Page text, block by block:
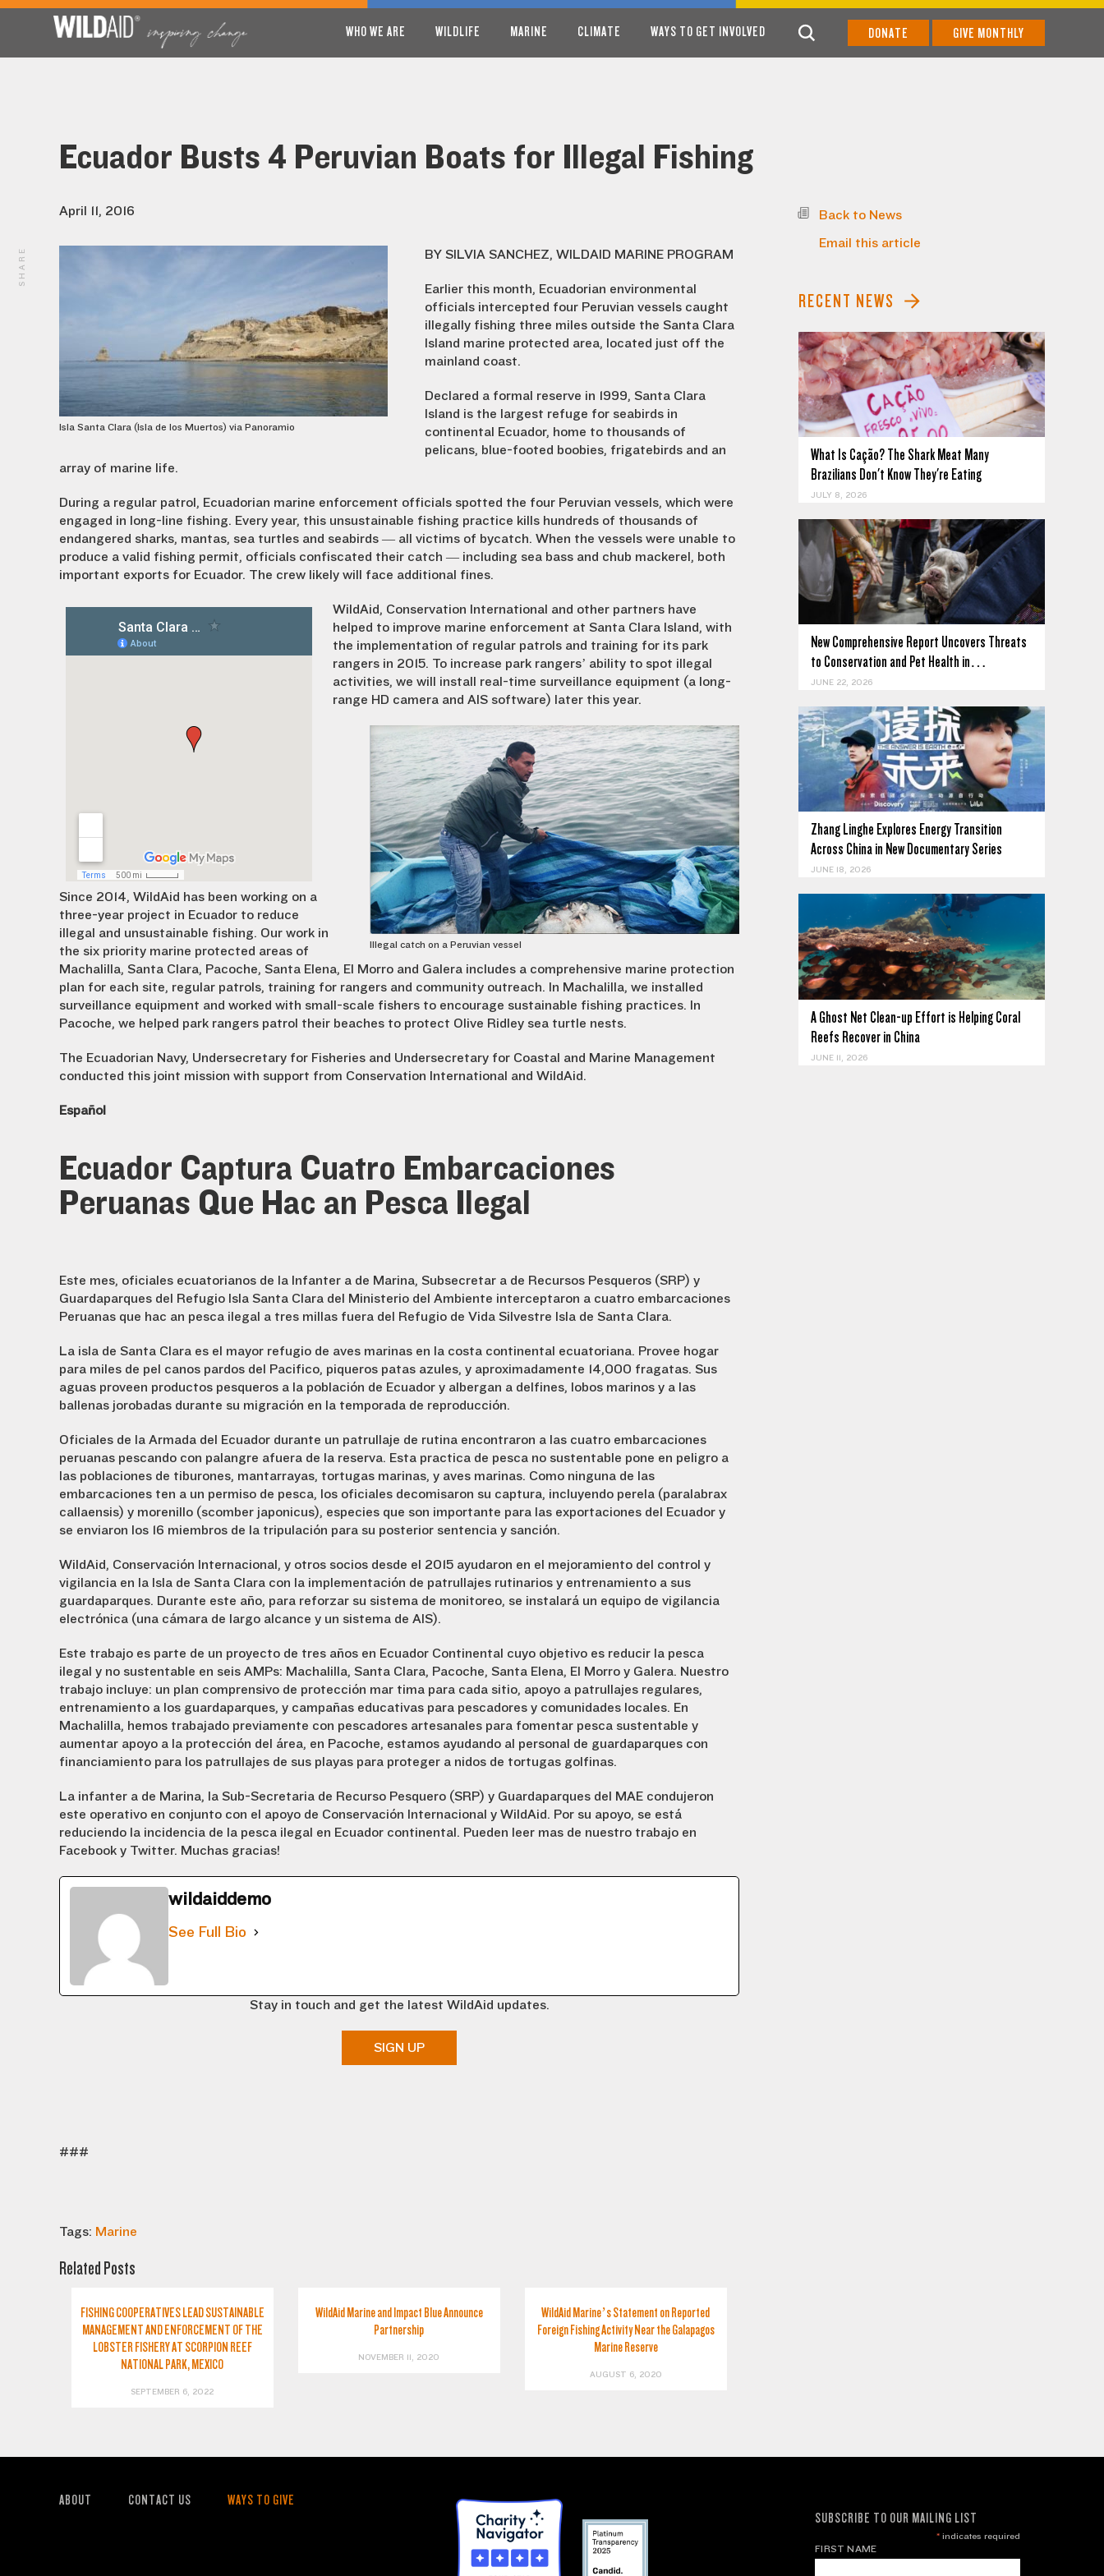
WHO WE ARE WILDLIFE MARINE CLIMATE WAYS TO GET INVOLVED DONATE GIVE MONTHLY
Ecuador Busts 4 Peruvian Boats for Illegal Fishing
April 11, 2016
Isla Santa Clara (Isla de los Muertos) via Panoramio
BY SILVIA SANCHEZ, WILDAID MARINE PROGRAM
Earlier this month, Ecuadorian environmental
officials intercepted four Peruvian vessels caught
illegally fishing three miles outside the Santa Clara
Island marine protected area, located just off the
mainland coast.
Declared a formal reserve in 1999, Santa Clara
Island is the largest refuge for seabirds in
continental Ecuador, home to thousands of
pelicans, blue-footed boobies, frigatebirds and an
array of marine life.
During a regular patrol, Ecuadorian marine enforcement officials spotted the four Peruvian vessels, which were
engaged in long-line fishing. Every year, this unsustainable fishing practice kills hundreds of thousands of
endangered sharks, mantas, sea turtles and seabirds — all victims of bycatch. When the vessels were unable to
produce a valid fishing permit, officials confiscated their catch — including sea bass and chub mackerel, both
important exports for Ecuador. The crew likely will face additional fines.
WildAid, Conservation International and other partners have
helped to improve marine enforcement at Santa Clara Island, with
the implementation of regular patrols and training for its park
rangers in 2015. To increase park rangers’ ability to spot illegal
activities, we will install real-time surveillance equipment (a long-
range HD camera and AIS software) later this year.
Illegal catch on a Peruvian vessel
Since 2014, WildAid has been working on a
three-year project in Ecuador to reduce
illegal and unsustainable fishing. Our work in
the six priority marine protected areas of
Machalilla, Santa Clara, Pacoche, Santa Elena, El Morro and Galera includes a comprehensive marine protection
plan for each site, regular patrols, training for rangers and community outreach. In Machalilla, we installed
surveillance equipment and worked with small-scale fishers to encourage sustainable fishing practices. In
Pacoche, we helped park rangers patrol their beaches to protect Olive Ridley sea turtle nests.
The Ecuadorian Navy, Undersecretary for Fisheries and Undersecretary for Coastal and Marine Management
conducted this joint mission with support from Conservation International and WildAid.
Español
Ecuador Captura Cuatro Embarcaciones
Peruanas Que Hacían Pesca Ilegal
Este mes, oficiales ecuatorianos de la Infantería de Marina, Subsecretaría de Recursos Pesqueros (SRP) y
Guardaparques del Refugio Isla Santa Clara del Ministerio del Ambiente interceptaron a cuatro embarcaciones
Peruanas que hacían pesca ilegal a tres millas fuera del Refugio de Vida Silvestre Isla de Santa Clara.
La isla de Santa Clara es el mayor refugio de aves marinas en la costa continental ecuatoriana. Provee hogar
para miles de pelícanos pardos del Pacifico, piqueros patas azules, y aproximadamente 14,000 fragatas. Sus
aguas proveen productos pesqueros a la población de Ecuador y albergan a delfines, lobos marinos y a las
ballenas jorobadas durante su migración en la temporada de reproducción.
Oficiales de la Armada del Ecuador durante un patrullaje de rutina encontraron a las cuatro embarcaciones
peruanas pescando con palangre afuera de la reserva. Esta practica de pesca no sustentable pone en peligro a
las poblaciones de tiburones, mantarrayas, tortugas marinas, y aves marinas. Como ninguna de las
embarcaciones tenía un permiso de pesca, los oficiales decomisaron su captura, incluyendo perela (paralabrax
callaensis) y morenillo (scomber japonicus), especies que son importante para las exportaciones del Ecuador y
se enviaron los 16 miembros de la tripulación para su posterior sentencia y sanción.
WildAid, Conservación Internacional, y otros socios desde el 2015 ayudaron en el mejoramiento del control y
vigilancia en la Isla de Santa Clara con la implementación de patrullajes rutinarios y entrenamiento a sus
guardaparques. Durante este año, para reforzar su sistema de monitoreo, se instalará un equipo de vigilancia
electrónica (una cámara de largo alcance y un sistema de AIS).
Este trabajo es parte de un proyecto de tres años en Ecuador Continental cuyo objetivo es reducir la pesca
ilegal y no sustentable en seis AMPs: Machalilla, Santa Clara, Pacoche, Santa Elena, El Morro y Galera. Nuestro
trabajo incluye: un plan comprensivo de protección marítima para cada sitio, apoyo a patrullajes regulares,
entrenamiento a los guardaparques, y campañas educativas para pescadores y comunidades locales. En
Machalilla, hemos trabajado previamente con pescadores artesanales para fomentar pesca sustentable y
aumentar apoyo a la protección del área, en Pacoche, estamos ayudando al personal de guardaparques con
financiamiento para los patrullajes de sus playas para proteger a nidos de tortugas golfinas.
La infantería de Marina, la Sub-Secretaria de Recurso Pesquero (SRP) y Guardaparques del MAE condujeron
este operativo en conjunto con el apoyo de Conservación Internacional y WildAid. Por su apoyo, se está
reduciendo la incidencia de la pesca ilegal en Ecuador continental. Pueden leer mas de nuestro trabajo en
Facebook y Twitter. Muchas gracias!
wildaiddemo
See Full Bio
Stay in touch and get the latest WildAid updates.
SIGN UP
###
Tags: Marine
Related Posts
FISHING COOPERATIVES LEAD SUSTAINABLE
MANAGEMENT AND ENFORCEMENT OF THE
LOBSTER FISHERY AT SCORPION REEF
NATIONAL PARK, MEXICO
SEPTEMBER 6, 2022
WildAid Marine and Impact Blue Announce
Partnership
NOVEMBER 11, 2020
WildAid Marine’s Statement on Reported
Foreign Fishing Activity Near the Galapagos
Marine Reserve
AUGUST 6, 2020
Back to News
Email this article
RECENT NEWS
What Is Cação? The Shark Meat Many
Brazilians Don't Know They're Eating
JULY 8, 2026
New Comprehensive Report Uncovers Threats
to Conservation and Pet Health in…
JUNE 22, 2026
Zhang Linghe Explores Energy Transition
Across China in New Documentary Series
JUNE 18, 2026
A Ghost Net Clean-up Effort is Helping Coral
Reefs Recover in China
JUNE 11, 2026
ABOUT CONTACT US
WAYS TO GIVE
SUBSCRIBE TO OUR MAILING LIST
*indicates required
FIRST NAME
SHARE